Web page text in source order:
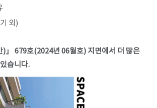
외)
」 679호(2024년 06월호) 지면에서 더 많은
습니다.